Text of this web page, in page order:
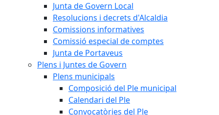
Junta de Govern Local
Resolucions i decrets d'Alcaldia
Comissions informatives
Comissió especial de comptes
Junta de Portaveus
Plens i Juntes de Govern
Plens municipals
Composició del Ple municipal
Calendari del Ple
Convocatòries del Ple